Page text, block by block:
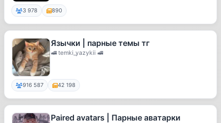
3 978 890
Язычки | парные темы тг
🚅 temki_yazykii 🚅
916 587 42 198
Paired avatars | Парные аватарки